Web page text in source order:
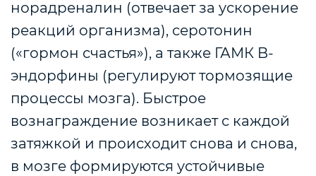
норадреналин (отвечает за ускорение
реакций организма), серотонин
(«гормон счастья»), а также ГАМК B-
эндорфины (регулируют тормозящие
процессы мозга). Быстрое
вознаграждение возникает с каждой
затяжкой и происходит снова и снова,
в мозге формируются устойчивые